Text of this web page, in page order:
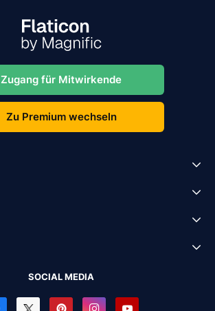
Zugang für Mitwirkende
Zu Premium wechseln
SOCIAL MEDIA